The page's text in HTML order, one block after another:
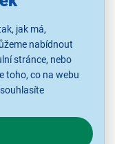
jak má,
nabídnout
stránce, nebo
toho, co na webu
Pokud vás
údaji pracujeme,
Gray
kompatibilní